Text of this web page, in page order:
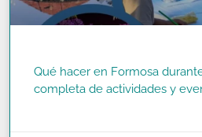
Qué hacer en Formosa
completa de actividades y